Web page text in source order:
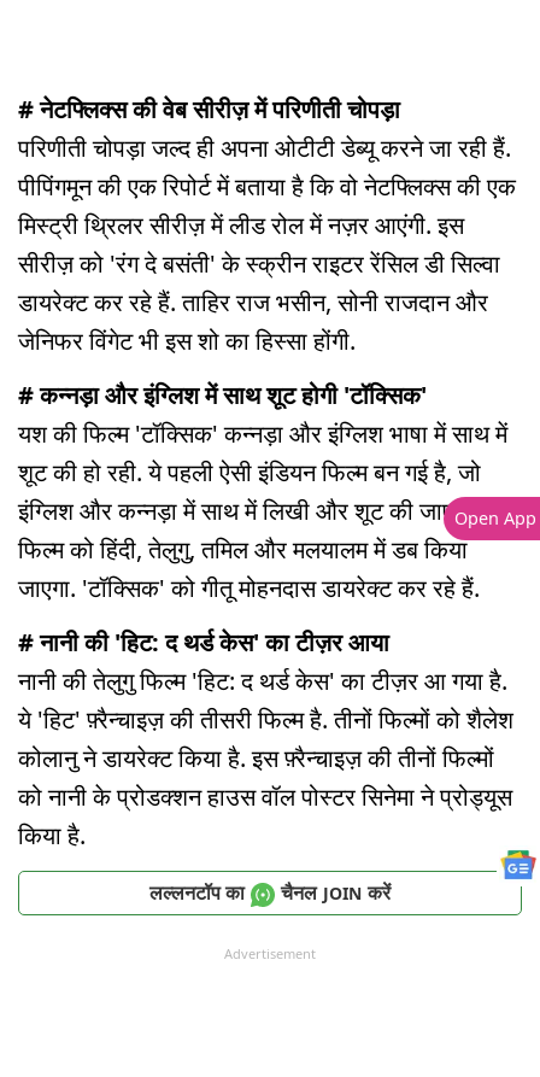
# नेटफ्लिक्स की वेब सीरीज़ में परिणीती चोपड़ा
परिणीती चोपड़ा जल्द ही अपना ओटीटी डेब्यू करने जा रही हैं.
पीपिंगमून की एक रिपोर्ट में बताया है कि वो नेटफ्लिक्स की एक
मिस्ट्री थ्रिलर सीरीज़ में लीड रोल में नज़र आएंगी. इस
सीरीज़ को 'रंग दे बसंती' के स्क्रीन राइटर रेंसिल डी सिल्वा
डायरेक्ट कर रहे हैं. ताहिर राज भसीन, सोनी राजदान और
जेनिफर विंगेट भी इस शो का हिस्सा होंगी.
# कन्नड़ा और इंग्लिश में साथ शूट होगी 'टॉक्सिक'
यश की फिल्म 'टॉक्सिक' कन्नड़ा और इंग्लिश भाषा में साथ में
शूट की हो रही. ये पहली ऐसी इंडियन फिल्म बन गई है, जो
इंग्लिश और कन्नड़ा में साथ में लिखी और शूट की जाएगी.
फिल्म को हिंदी, तेलुगु, तमिल और मलयालम में डब किया
जाएगा. 'टॉक्सिक' को गीतू मोहनदास डायरेक्ट कर रहे हैं.
# नानी की 'हिट: द थर्ड केस' का टीज़र आया
नानी की तेलुगु फिल्म 'हिट: द थर्ड केस' का टीज़र आ गया है.
ये 'हिट' फ़्रैन्चाइज़ की तीसरी फिल्म है. तीनों फिल्मों को शैलेश
कोलानु ने डायरेक्ट किया है. इस फ़्रैन्चाइज़ की तीनों फिल्मों
को नानी के प्रोडक्शन हाउस वॉल पोस्टर सिनेमा ने प्रोड्यूस
किया है.
लल्लनटॉप का चैनल JOIN करें
Advertisement
Open App